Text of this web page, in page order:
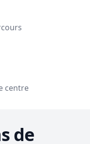
centre
de